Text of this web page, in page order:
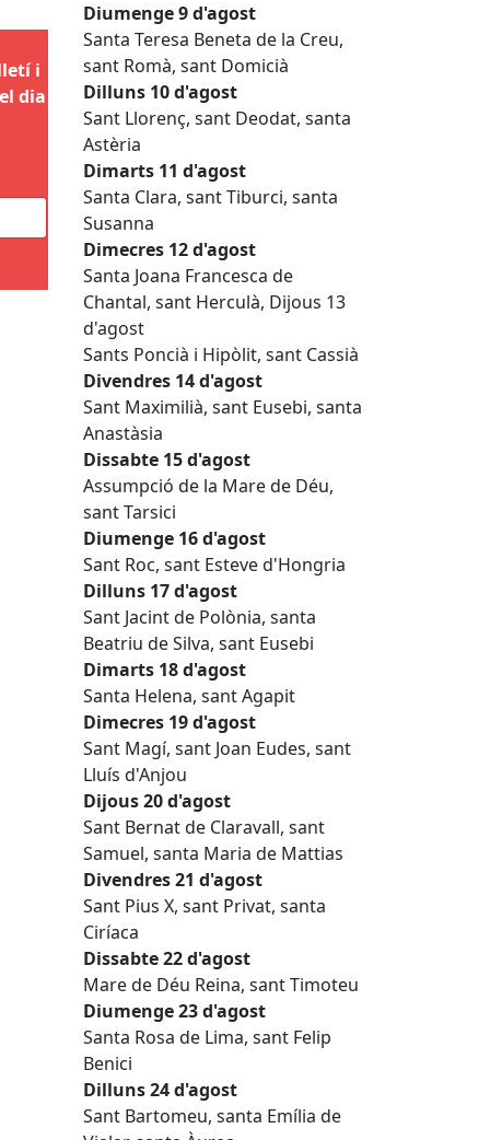
i
dia
Diumenge 9 d'agost
Santa Teresa Beneta de la Creu,
sant Romà, sant Domicià
Dilluns 10 d'agost
Sant Llorenç, sant Deodat, santa
Astèria
Dimarts 11 d'agost
Santa Clara, sant Tiburci, santa
Susanna
Dimecres 12 d'agost
Santa Joana Francesca de
Chantal, sant Herculà, Dijous 13
d'agost
Sants Poncià i Hipòlit, sant Cassià
Divendres 14 d'agost
Sant Maximilià, sant Eusebi, santa
Anastàsia
Dissabte 15 d'agost
Assumpció de la Mare de Déu,
sant Tarsici
Diumenge 16 d'agost
Sant Roc, sant Esteve d'Hongria
Dilluns 17 d'agost
Sant Jacint de Polònia, santa
Beatriu de Silva, sant Eusebi
Dimarts 18 d'agost
Santa Helena, sant Agapit
Dimecres 19 d'agost
Sant Magí, sant Joan Eudes, sant
Lluís d'Anjou
Dijous 20 d'agost
Sant Bernat de Claravall, sant
Samuel, santa Maria de Mattias
Divendres 21 d'agost
Sant Pius X, sant Privat, santa
Ciríaca
Dissabte 22 d'agost
Mare de Déu Reina, sant Timoteu
Diumenge 23 d'agost
Santa Rosa de Lima, sant Felip
Benici
Dilluns 24 d'agost
Sant Bartomeu, santa Emília de